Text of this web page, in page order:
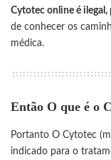
Cytotec online é ilegal,
de conhecer os
médica.
Então O que é o
Portanto O Cytotec
indicado para o